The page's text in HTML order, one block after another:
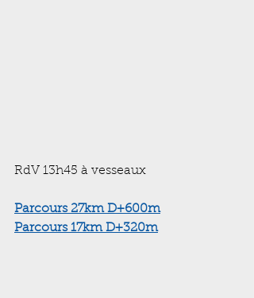
RdV 13h45 à vesseaux
Parcours 27km D+600m
Parcours 17km D+320m